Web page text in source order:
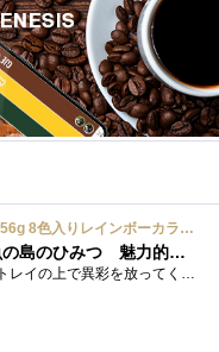
ハズブロ(HASBRO) 約56g 8色入りレインボーカラーのプレイ・ドー、新学期用品、2才以上のプリスクールの子供向け、子供向けのアート&クラフト 粘土 ねんど、こどもの日、子供の日プレゼント
映画ちいかわ・人魚の島のひみつ 魅力的なビラン：セイレーンを造ってみた